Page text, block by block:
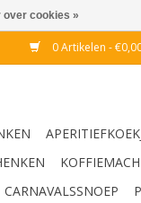
0 Artikelen -
CARNAVALSSNOEP
over cookies »